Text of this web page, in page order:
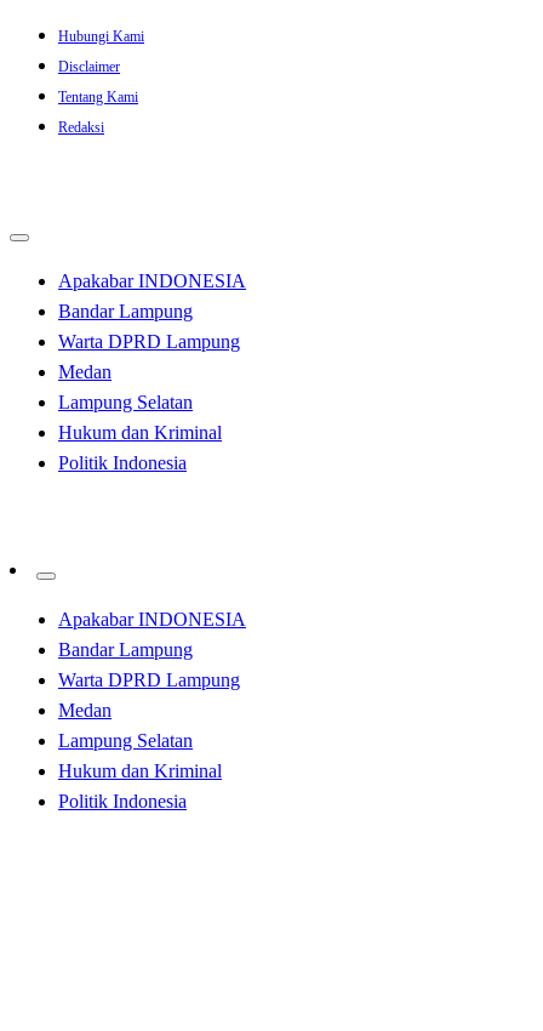
Skip
content
Hubungi Kami
Disclaimer
Tentang Kami
Redaksi
Apakabar INDONESIA
Bandar Lampung
Warta DPRD Lampung
Medan
Lampung Selatan
Hukum dan Kriminal
Politik Indonesia
Apakabar INDONESIA
Bandar Lampung
Warta DPRD Lampung
Medan
Lampung Selatan
Hukum dan Kriminal
Politik Indonesia